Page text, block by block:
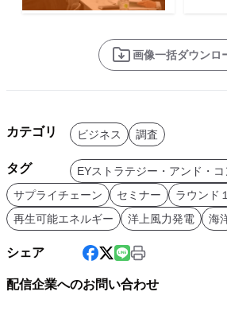
画像一括ダウンロ
カテゴリ ビジネス 調査
タグ EYストラテジー・アンド・
サプライチェーン
セミナー ラウンド１
再生可能エネルギー
洋上風力発電 海
シェア
配信企業へのお問い合わせ